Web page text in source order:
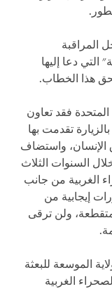
المراقبة
التي دعا إليها
هذا الخطاب.
المتحدة فقد تعاون
تقدمت بها
واستضاف
السنوات الثلاث
الغربية من جانب
إيجابية من
ولن ترقى
الموسعة للبعثة
الغربية